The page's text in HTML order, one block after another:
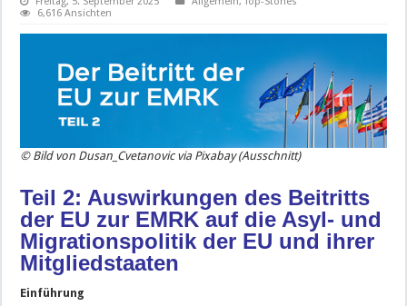
6,616 Ansichten
© Bild von Dusan_Cvetanovic via Pixabay (Ausschnitt)
Teil 2: Auswirkungen des Beitritts
der EU zur EMRK auf die Asyl- und
Migrationspolitik der EU und ihrer
Mitgliedstaaten
Einführung